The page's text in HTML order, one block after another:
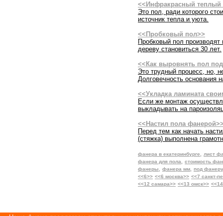
<<Инфракрасный теплый
Это пол, ради которого
источник тепла и уюта.
<<Пробковый пол>>
Пробковый пол
дереву становиться 30 лет.
<<Как выровнять пол
Это трудный процесс, но,
Долговечность основания
<<Укладка ламината
Если же монтаж
выкладывать на
<<Настил пола
Перед тем как начать
(стяжка) выполнена
фанера в екатеринбурге,
лист
фанера для пола,
стоимость
фанеры,
фанера мм,
под
<<6>> <<6 москва>> <<7 санкт-
<<12 самара>> <<13 омск>>